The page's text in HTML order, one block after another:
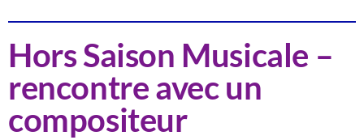
Hors Saison Musicale –
rencontre avec un
compositeur